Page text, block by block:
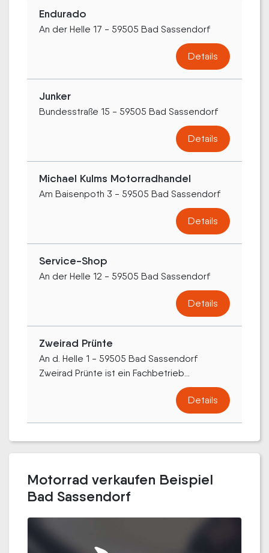
Endurado
An der Helle 17 - 59505 Bad Sassendorf
Details
Junker
Bundesstraße 15 - 59505 Bad Sassendorf
Details
Michael Kulms Motorradhandel
Am Baisenpoth 3 - 59505 Bad Sassendorf
Details
Service-Shop
An der Helle 12 - 59505 Bad Sassendorf
Details
Zweirad Prünte
An d. Helle 1 - 59505 Bad Sassendorf
Zweirad Prünte ist ein Fachbetrieb...
Details
Motorrad verkaufen Beispiel
Bad Sassendorf